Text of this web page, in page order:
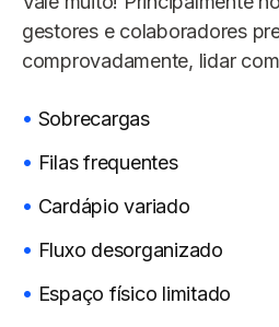
gestores e colaboradores
comprovadamente, lidar
Sobrecargas
Filas frequentes
Cardápio variado
Fluxo desorganizado
Espaço físico limitado